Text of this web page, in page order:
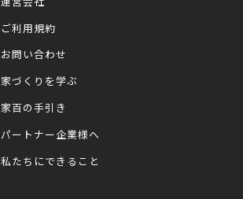
ご利用規約
お問い合わせ
家づくりを学ぶ
家百の手引き
パートナー企業様へ
私たちにできること